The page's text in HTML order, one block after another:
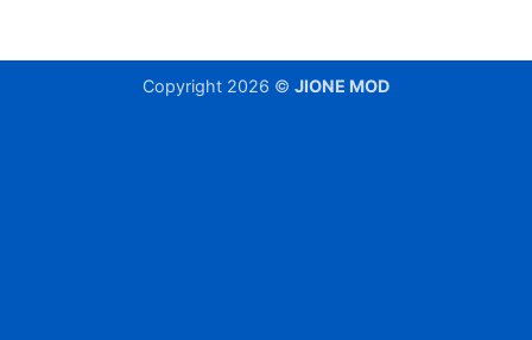
Copyright 2026 © JIONE MOD